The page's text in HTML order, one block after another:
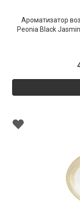
Ароматизатор
Peonia Black